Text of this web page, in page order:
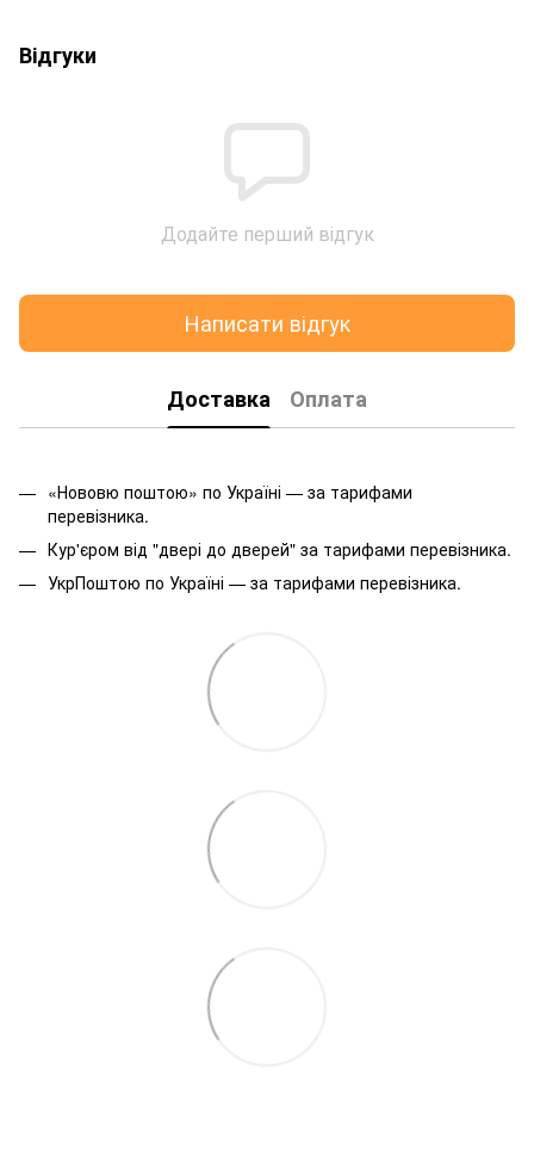
Відгуки
Додайте перший відгук
Написати відгук
Доставка Оплата
«Нововю поштою» по Україні — за тарифами
перевізника.
Кур'єром від "двері до дверей" за тарифами перевізника.
УкрПоштою по Україні — за тарифами перевізника.